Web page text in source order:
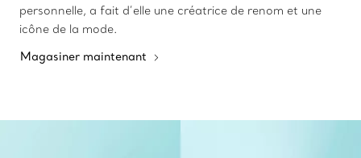
personnelle, a fait d’elle une créatrice de renom et une
icône de la mode.
Magasiner maintenant